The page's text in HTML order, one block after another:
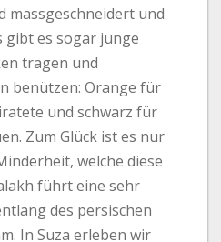
massgeschneidert und
gibt es sogar junge
tragen und
benützen: Orange für
und schwarz für
Zum Glück ist es nur
welche diese
führt eine sehr
des persischen
In Suza erleben wir